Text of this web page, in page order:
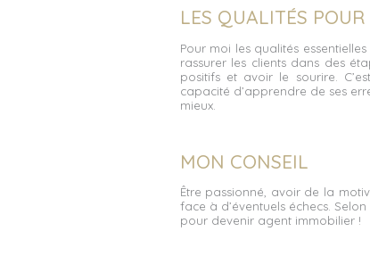
LES QUALITÉS
Pour moi les qualités
rassurer les clients dans des
positifs et avoir le sourire.
capacité d’apprendre de ses
mieux.
MON CONSEIL
Être passionné, avoir de la
face à d’éventuels échecs.
pour devenir agent immobilier !